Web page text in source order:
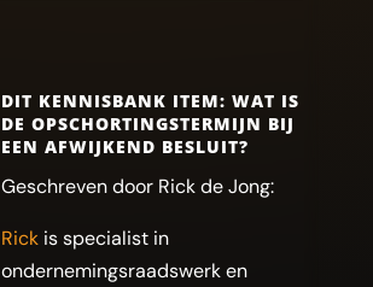
DIT KENNISBANK ITEM: WAT IS
DE OPSCHORTINGSTERMIJN BIJ
EEN AFWIJKEND BESLUIT?
Geschreven door Rick de Jong:
Rickis specialist in
ondernemingsraadswerk en